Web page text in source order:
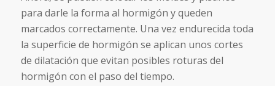
para darle la forma al hormigón y queden
marcados correctamente. Una vez endurecida toda
la superficie de hormigón se aplican unos cortes
de dilatación que evitan posibles roturas del
hormigón con el paso del tiempo.